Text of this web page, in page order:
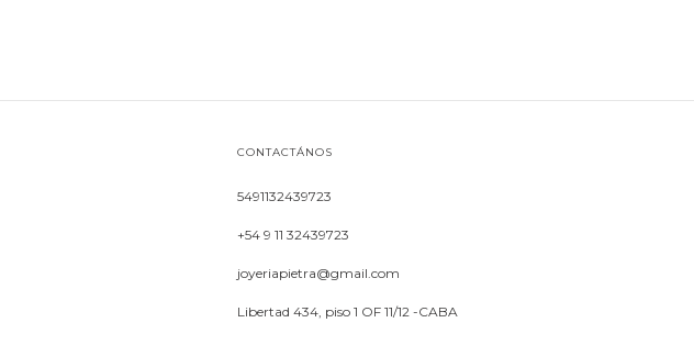
CONTACTÁNOS
5491132439723
+54 9 11 32439723
joyeriapietra@gmail.com
Libertad 434, piso 1 OF 11/12 -CABA